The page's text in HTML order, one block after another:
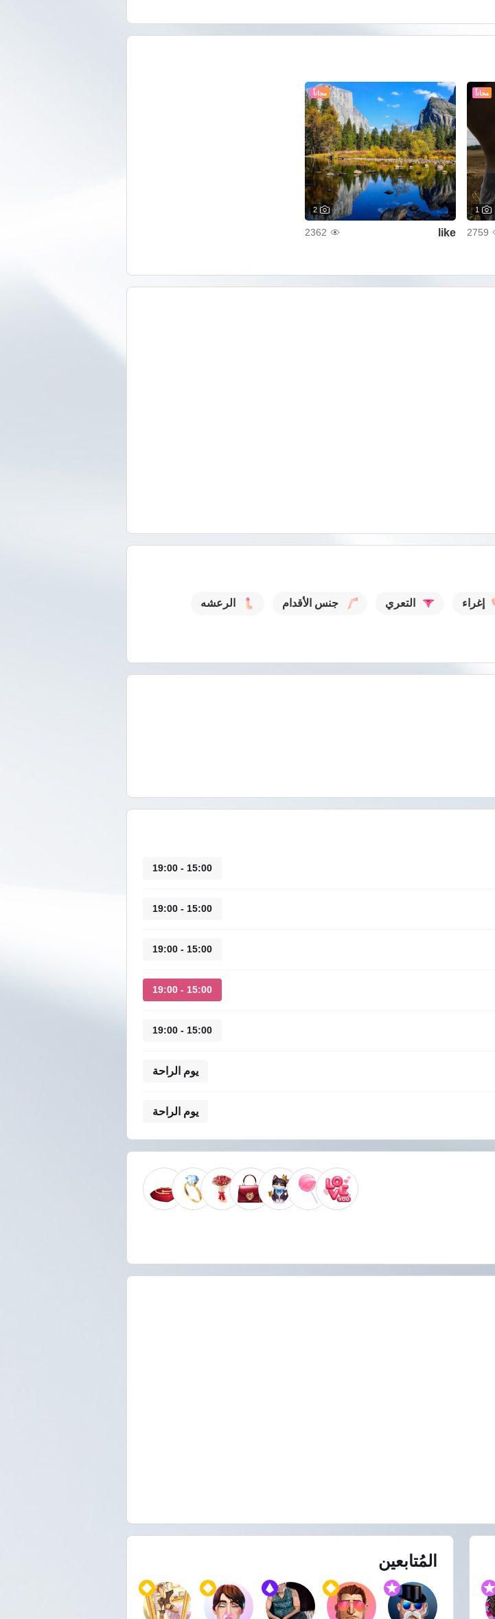
مجاناً
1
2759
مجاناً
2
like
2362
إغراء التعري جنس الأقدام الرعشه
15:00 - 19:00
15:00 - 19:00
15:00 - 19:00
15:00 - 19:00
15:00 - 19:00
يوم الراحة
يوم الراحة
المُتابعين